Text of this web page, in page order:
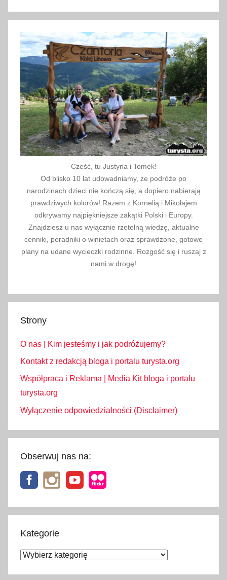
d
i
e
r
i
k
a
2
0
1
Cześć, tu Justyna i Tomek!
Od blisko 10 lat udowadniamy, że podróże po
narodzinach dzieci nie kończą się, a dopiero nabierają
prawdziwych kolorów! Razem z Kornelią i Mikołajem
odkrywamy najpiękniejsze zakątki Polski i Europy.
Znajdziesz u nas wyłącznie rzetelną wiedzę, aktualne
cenniki, poradniki o winietach oraz sprawdzone, gotowe
plany na udane wycieczki rodzinne. Rozgość się i ruszaj z
nami w drogę!
Strony
O nas | Kim jesteśmy i jak podróżujemy?
Kontakt z redakcją bloga i portalu turysta.org
Współpraca i Reklama | Media Kit bloga i portalu
turysta.org
Wyłączenie odpowiedzialności (Disclaimer)
Obserwuj nas na:
Kategorie
Kategorie